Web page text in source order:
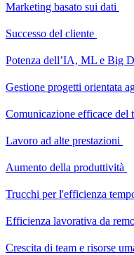
Marketing basato sui dati
Successo del cliente
Potenza dell’IA, ML e Big
Gestione progetti orientata
Comunicazione efficace del
Lavoro ad alte prestazioni
Aumento della produttività
Trucchi per l'efficienza
Efficienza lavorativa da
Crescita di team e risorse